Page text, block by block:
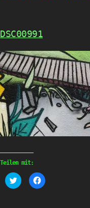
DSC00991
Teilen mit:
Klick,
um
Klick,
um